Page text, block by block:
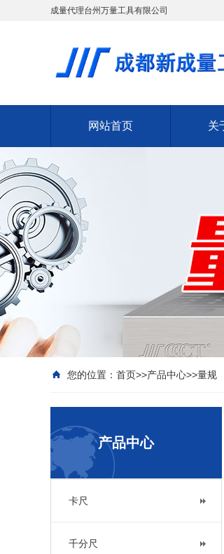
成量代理台州万量工具有限公司
网站首页 关
您的位置： 首页>>产品中心>>量规
产品中心
卡尺
千分尺